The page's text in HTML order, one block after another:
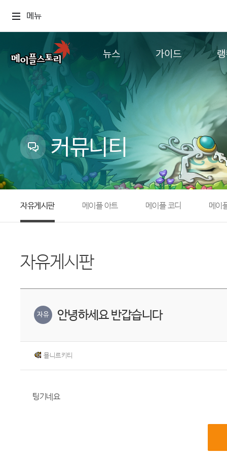
메뉴
뉴스
업데이트
이벤트
캐시샵 공지
메이플 알림판
with maple
가이드
추가정보
컨텐
커뮤니티
자유게시판 메이플 아트 메이플 코디 메이
자유게시판
자유 안녕하세요 반갑습니다
묠니르키티
팅기네요